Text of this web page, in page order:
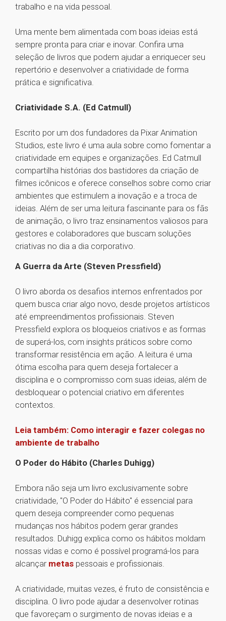
trabalho e na vida pessoal.
Uma mente bem alimentada com boas ideias está
sempre pronta para criar e inovar. Confira uma
seleção de livros que podem ajudar a enriquecer seu
repertório e desenvolver a criatividade de forma
prática e significativa.
Criatividade S.A. (Ed Catmull)
Escrito por um dos fundadores da Pixar Animation
Studios, este livro é uma aula sobre como fomentar a
criatividade em equipes e organizações. Ed Catmull
compartilha histórias dos bastidores da criação de
filmes icônicos e oferece conselhos sobre como criar
ambientes que estimulem a inovação e a troca de
ideias. Além de ser uma leitura fascinante para os fãs
de animação, o livro traz ensinamentos valiosos para
gestores e colaboradores que buscam soluções
criativas no dia a dia corporativo.
A Guerra da Arte (Steven Pressfield)
O livro aborda os desafios internos enfrentados por
quem busca criar algo novo, desde projetos artísticos
até empreendimentos profissionais. Steven
Pressfield explora os bloqueios criativos e as formas
de superá-los, com insights práticos sobre como
transformar resistência em ação. A leitura é uma
ótima escolha para quem deseja fortalecer a
disciplina e o compromisso com suas ideias, além de
desbloquear o potencial criativo em diferentes
contextos.
Leia também: Como interagir e fazer colegas no
ambiente de trabalho
O Poder do Hábito (Charles Duhigg)
Embora não seja um livro exclusivamente sobre
criatividade, "O Poder do Hábito" é essencial para
quem deseja compreender como pequenas
mudanças nos hábitos podem gerar grandes
resultados. Duhigg explica como os hábitos moldam
nossas vidas e como é possível programá-los para
alcançar metas pessoais e profissionais.
A criatividade, muitas vezes, é fruto de consistência e
disciplina. O livro pode ajudar a desenvolver rotinas
que favoreçam o surgimento de novas ideias e a